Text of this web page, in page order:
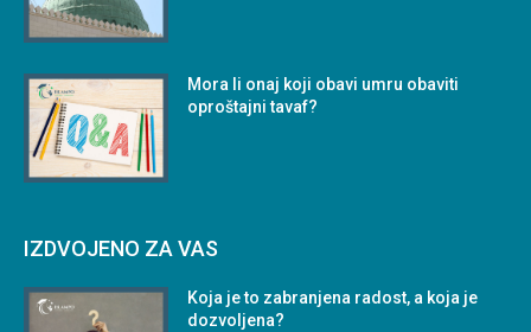
Mora li onaj koji obavi umru obaviti
oproštajni tavaf?
IZDVOJENO ZA VAS
Koja je to zabranjena radost, a koja je
dozvoljena?